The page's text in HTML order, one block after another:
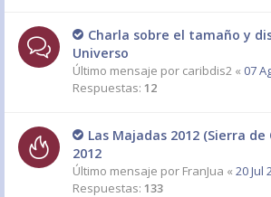
Charla sobre el tamaño y
Universo
Último mensaje por caribdis2 « 07
Respuestas: 12
Las Majadas 2012 (Sierra
2012
Último mensaje por FranJua « 20 Jul
Respuestas: 133